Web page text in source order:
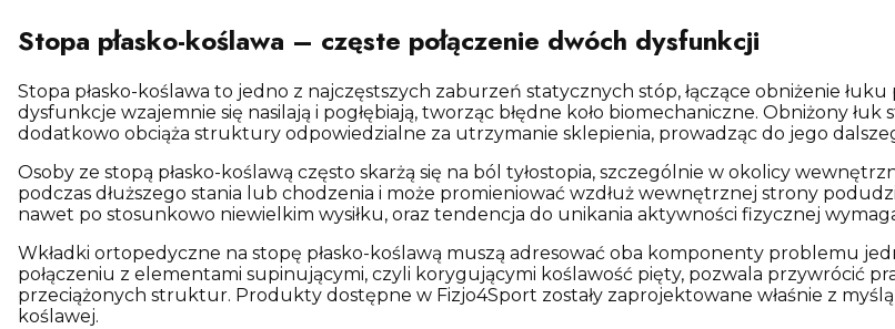
Stopa płasko-koślawa – częste połączenie dwóch dysfunkcji
Stopa płasko-koślawa to jedno z najczęstszych zaburzeń statycznych stóp, łączące obniżenie
dysfunkcje wzajemnie się nasilają i pogłębiają, tworząc błędne koło biomechaniczne. Obniżony
dodatkowo obciąża struktury odpowiedzialne za utrzymanie sklepienia, prowadząc do jego
Osoby ze stopą płasko-koślawą często skarżą się na ból tyłostopia, szczególnie w okolicy
podczas dłuższego stania lub chodzenia i może promieniować wzdłuż wewnętrznej strony
nawet po stosunkowo niewielkim wysiłku, oraz tendencja do unikania aktywności fizycznej
Wkładki ortopedyczne na stopę płasko-koślawą muszą adresować oba komponenty problemu
połączeniu z elementami supinującymi, czyli korygującymi koślawość pięty, pozwala przywrócić
przeciążonych struktur. Produkty dostępne w Fizjo4Sport zostały zaprojektowane właśnie z
koślawej.